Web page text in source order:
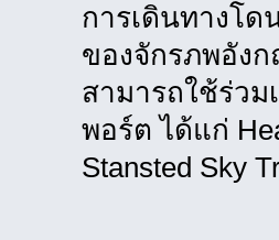
การเดินทางโ
ของจักรภพอัง
สามารถใช้ร่ว
พอร์ต ได้แก่
Stansted Sky